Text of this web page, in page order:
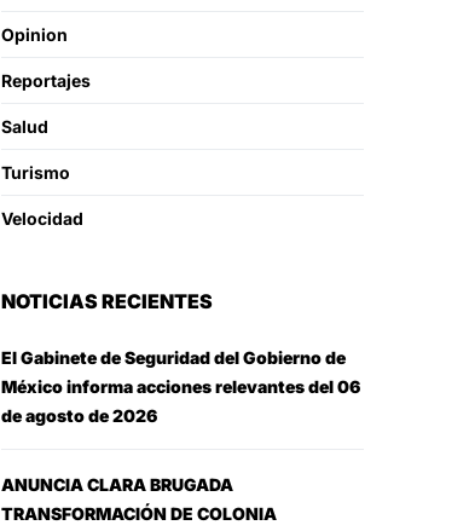
Opinion
Reportajes
Salud
Turismo
Velocidad
NOTICIAS RECIENTES
El Gabinete de Seguridad del Gobierno de
México informa acciones relevantes del 06
de agosto de 2026
ANUNCIA CLARA BRUGADA
TRANSFORMACIÓN DE COLONIA